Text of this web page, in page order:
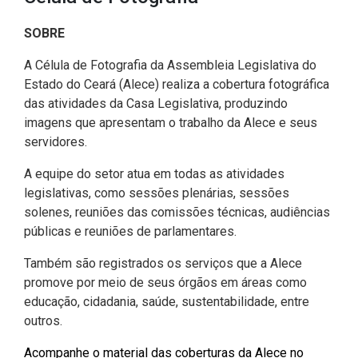
CODINS
Comitê de Gestão Estratégica -
COGE
Comunicação Legislativa
Coordenadoria do Sistema
Célula de Fotografia
Célula de Assessoria de
Comunicação
Célula de Projetos Especiais
Coordenadoria de Polícia
Centro de Estudos e Atividades
Controladoria
Concursos e Processos
Seletivos
Divisas Territoriais do Ceará
Comitê de Prevenção e
Combate à Violência
Comitê de Responsabilidade
Social
Gestão Ambiental
Departamento de Saúde e
Assistência Social
Cearense (Unipace)
Escritório Frei Tito
Instituto de Estudos e
Defesa Social
Des. Regional, Recursos Hí­
dricos, Minas e Pesca
Direitos Humanos e Cidadania
Educação Básica
Fiscalização e Controle
Indústria, Desenvolvimento
Econômico e Comércio
Infância e Adolescência
Juventude
Meio Ambiente, Mudanças
Consultoria Legislativa
Votações Nominais
Medalhas e comendas da Alece
Mapa de Leis Históricas
Utilidade pública
Políticas Institucionais
SOBRE
A Célula de Fotografia da Assembleia Legislativa do
Estado do Ceará (Alece) realiza a cobertura fotográfica
das atividades da Casa Legislativa, produzindo
imagens que apresentam o trabalho da Alece e seus
servidores.
A equipe do setor atua em todas as atividades
legislativas, como sessões plenárias, sessões
solenes, reuniões das comissões técnicas, audiências
públicas e reuniões de parlamentares.
Também são registrados os serviços que a Alece
promove por meio de seus órgãos em áreas como
educação, cidadania, saúde, sustentabilidade, entre
outros.
Acompanhe o material das coberturas da Alece no